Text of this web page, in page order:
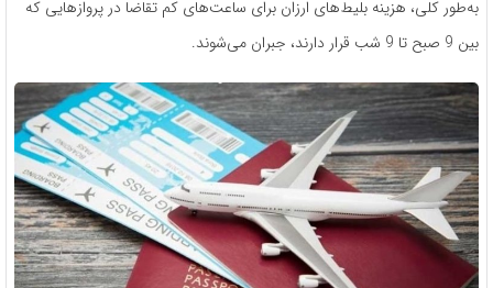
به‌طور کلی، هزینه بلیط‌های ارزان برای ساعت‌های کم تقاضا در پروازهایی که
بین 9 صبح تا 9 شب قرار دارند، جبران می‌شوند.